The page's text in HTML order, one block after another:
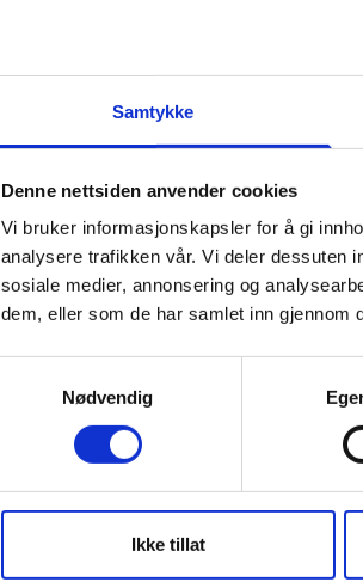
Samtykke
Denne nettsiden anvender cookies
Vi bruker informasjonskapsler for å gi
analysere trafikken vår. Vi deler dessuten
sosiale medier, annonsering og
dem, eller som de har samlet inn gjennom
Nødvendig
Ikke tillat